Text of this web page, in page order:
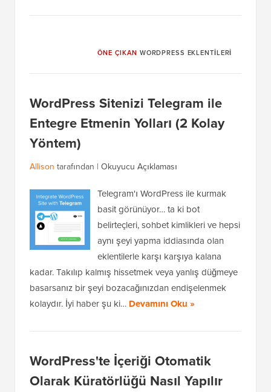
ÖNE ÇIKAN WORDPRESS EKLENTILERI
WordPress Sitenizi Telegram ile
Entegre Etmenin Yolları (2 Kolay
Yöntem)
Allison tarafından | Okuyucu Açıklaması
Telegram'ı WordPress ile kurmak
basit görünüyor… ta ki bot
belirteçleri, sohbet kimlikleri ve hepsi
aynı şeyi yapma iddiasında olan
eklentilerle karşı karşıya kalana
kadar. Takılıp kalmış hissetmek veya yanlış düğmeye
basarsanız bir şeyi bozacağınızdan endişelenmek
kolaydır. İyi haber şu ki… Devamını Oku »
WordPress'te İçeriği Otomatik
Olarak Küratörlüğü Nasıl Yapılır